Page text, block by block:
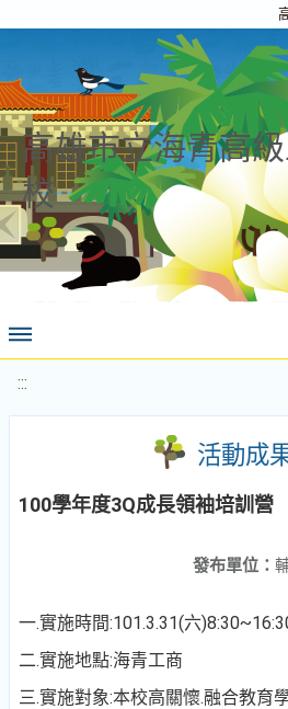
高雄市立海青高
校
:::
活動成
100學年度3Q成長領袖培訓營
發布單位：
一.實施時間:101.3.31(六
二.實施地點:海青工商
三.實施對象:本校高關懷.融合教育